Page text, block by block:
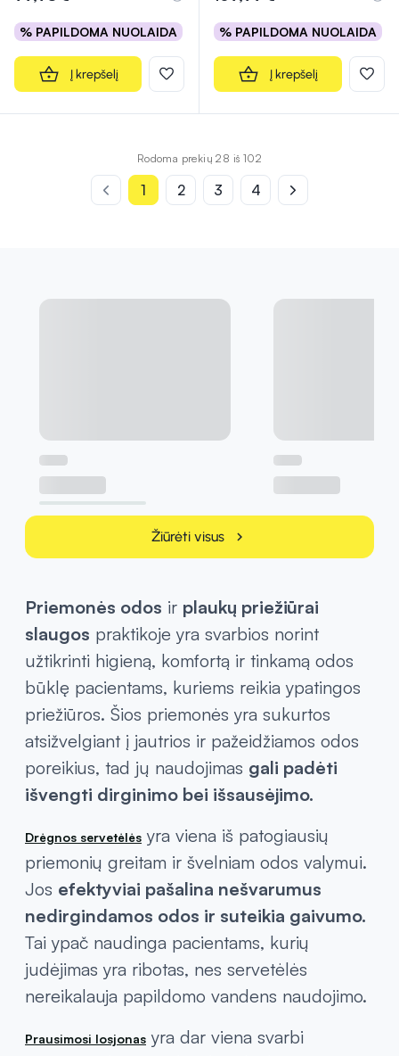
% PAPILDOMA NUOLAIDA
Į krepšelį
% PAPILDOMA NUOLAIDA
Į krepšelį
Rodoma prekių 28 iš 102
1 2 3 4
Žiūrėti visus chevron_right
Priemonės odos ir plaukų priežiūrai
slaugos praktikoje yra svarbios norint
užtikrinti higieną, komfortą ir tinkamą odos
būklę pacientams, kuriems reikia ypatingos
priežiūros. Šios priemonės yra sukurtos
atsižvelgiant į jautrios ir pažeidžiamos odos
poreikius, tad jų naudojimas gali padėti
išvengti dirginimo bei išsausėjimo.
Drėgnos servetėlės yra viena iš patogiausių
priemonių greitam ir švelniam odos valymui.
Jos efektyviai pašalina nešvarumus
nedirgindamos odos ir suteikia gaivumo.
Tai ypač naudinga pacientams, kurių
judėjimas yra ribotas, nes servetėlės
nereikalauja papildomo vandens naudojimo.
Prausimosi losjonas yra dar viena svarbi